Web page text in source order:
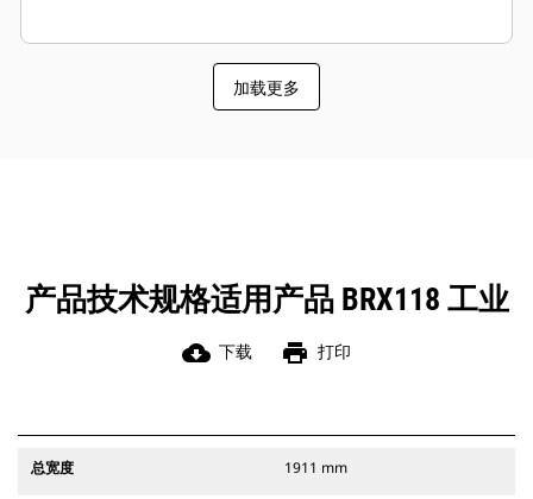
加载更多
产品技术规格适用产品 BRX118 工业
cloud_download 下载 print 打印
总宽度 1911 mm